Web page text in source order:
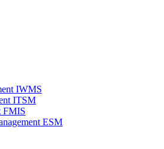
IWMS
ITSM
FMIS
ESM